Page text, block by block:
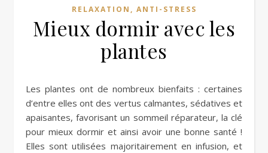
RELAXATION, ANTI-STRESS
Mieux dormir avec les
plantes
Les plantes ont de nombreux bienfaits : certaines
d’entre elles ont des vertus calmantes, sédatives et
apaisantes, favorisant un sommeil réparateur, la clé
pour mieux dormir et ainsi avoir une bonne santé !
Elles sont utilisées majoritairement en infusion, et